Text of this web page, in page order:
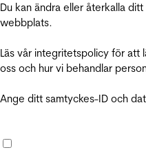
Du kan ändra eller återkalla
webbplats.
Läs vår integritetspolicy för att
oss och hur vi behandlar
Ange ditt samtyckes-ID och